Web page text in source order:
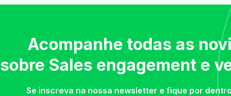
Acompanhe todas as
sobre Sales engagement e
Se inscreva na nossa newsletter e fique por